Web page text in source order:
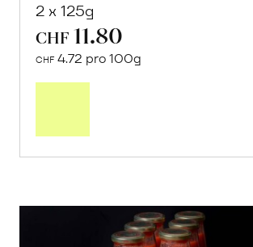
2 x 125g
CHF 11.80
CHF 4.72 pro 100g